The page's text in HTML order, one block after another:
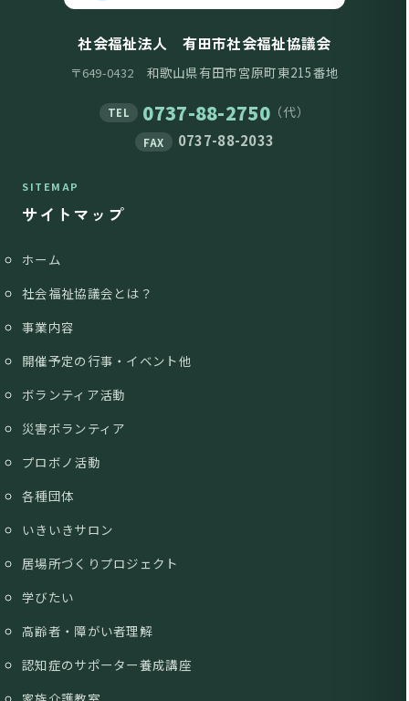
社会福祉法人 有田市社会福祉協議会
〒649-0432 和歌山県有田市宮原町東215番地
TEL 0737-88-2750（代）
FAX 0737-88-2033
SITEMAP
サイトマップ
ホーム
社会福祉協議会とは？
事業内容
開催予定の行事・イベント他
ボランティア活動
災害ボランティア
プロボノ活動
各種団体
いきいきサロン
居場所づくりプロジェクト
学びたい
高齢者・障がい者理解
認知症のサポーター養成講座